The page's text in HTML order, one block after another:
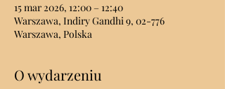
15 mar 2026, 12:00 – 12:40
Warszawa, Indiry Gandhi 9, 02-776
Warszawa, Polska
O wydarzeniu